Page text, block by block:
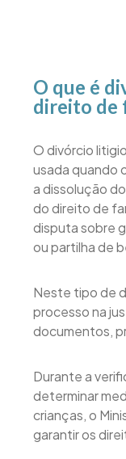
O que é
direito de
O divórcio
usada quando
a dissolução
do direito de
disputa sobre
ou partilha de
Neste tipo de
processo na
documentos,
Durante a
determinar
crianças, o
garantir os